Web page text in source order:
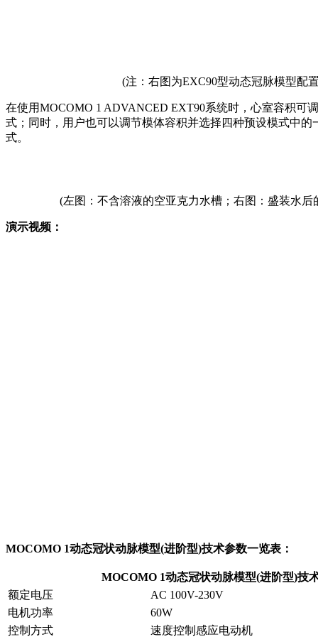
(注：右图为EXC90型动态冠脉模型配
在使用MOCOMO 1 ADVANCED EXT90系统时，心室容积可
式；同时，用户也可以调节模体容积并选择四种预设模式中的
式。
(左图：不含溶液的空亚克力水槽；右图：盛装水后
演示视频：
MOCOMO 1动态冠状动脉模型(进阶型)技术参数一览表：
MOCOMO 1动态冠状动脉模型(进阶型)技
额定电压
AC 100V-230V
电机功率
60W
控制方式
速度控制感应电动机